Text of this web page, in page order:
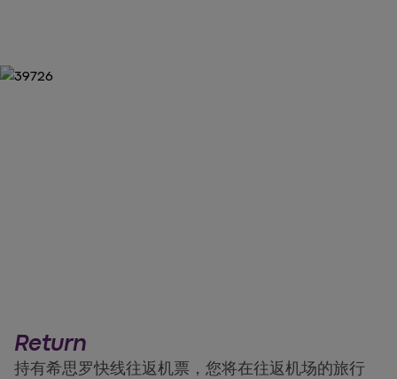
Return
持有希思罗快线往返机票，您将在往返机场的旅行